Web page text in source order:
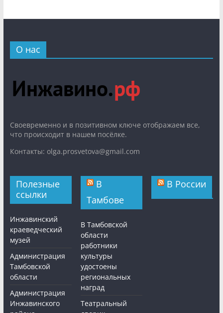
О нас
Cвоевременно и в позитивном ключе отображаем все,
что происходит в нашем посёлке.
Контакты: olga.prosvetova@gmail.com
Полезные
ссылки
Инжавинский
краеведческий
музей
Администрация
Тамбовской
области
Администрация
Инжавинского
В
Тамбове
В Тамбовской
области
работники
культуры
удостоены
региональных
наград
Театральный
В России